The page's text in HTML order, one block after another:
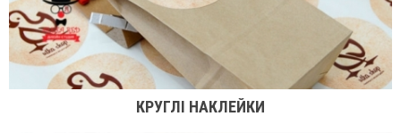
КРУГЛІ НАКЛЕЙКИ